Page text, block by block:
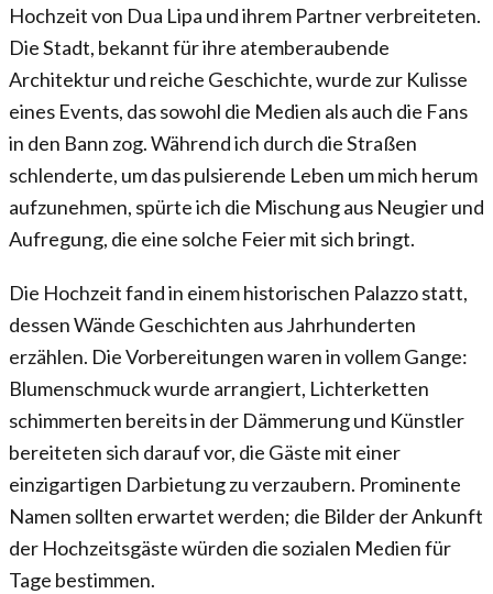
Hochzeit von Dua Lipa und ihrem Partner verbreiteten.
Die Stadt, bekannt für ihre atemberaubende
Architektur und reiche Geschichte, wurde zur Kulisse
eines Events, das sowohl die Medien als auch die Fans
in den Bann zog. Während ich durch die Straßen
schlenderte, um das pulsierende Leben um mich herum
aufzunehmen, spürte ich die Mischung aus Neugier und
Aufregung, die eine solche Feier mit sich bringt.
Die Hochzeit fand in einem historischen Palazzo statt,
dessen Wände Geschichten aus Jahrhunderten
erzählen. Die Vorbereitungen waren in vollem Gange:
Blumenschmuck wurde arrangiert, Lichterketten
schimmerten bereits in der Dämmerung und Künstler
bereiteten sich darauf vor, die Gäste mit einer
einzigartigen Darbietung zu verzaubern. Prominente
Namen sollten erwartet werden; die Bilder der Ankunft
der Hochzeitsgäste würden die sozialen Medien für
Tage bestimmen.